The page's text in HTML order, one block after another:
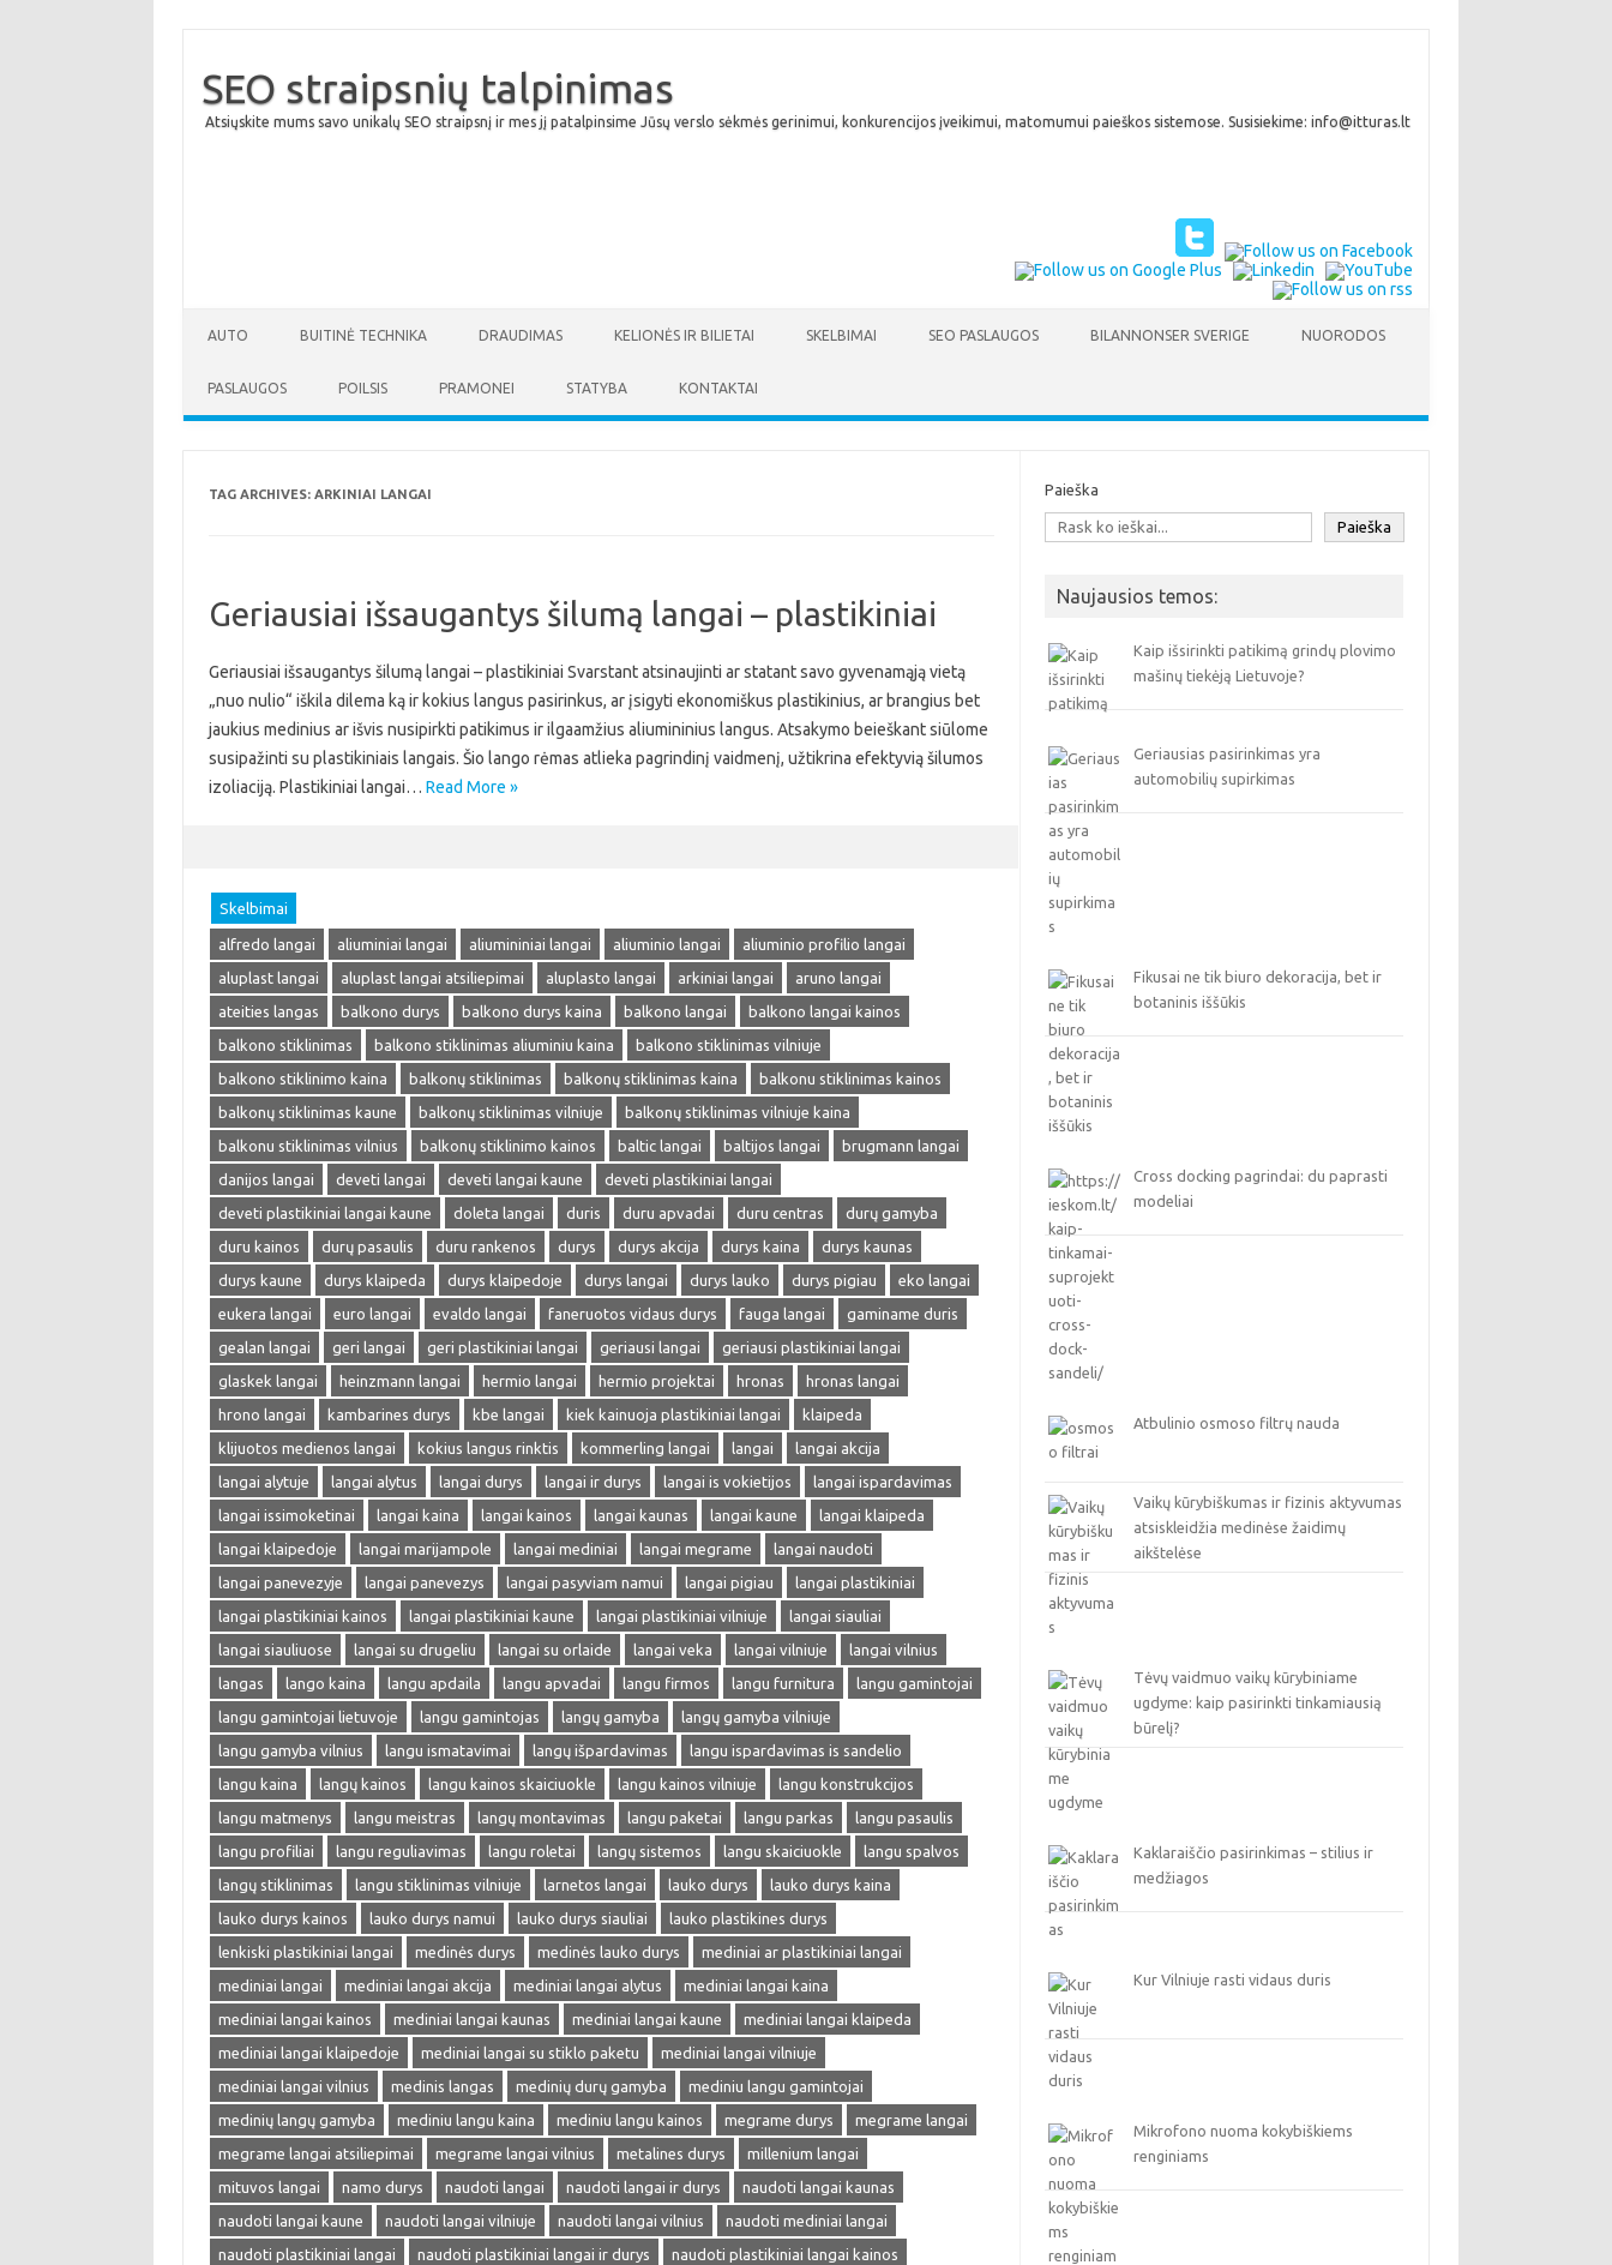
SEO straipsnių talpinimas
Atsiųskite mums savo unikalų SEO straipsnį ir mes jį patalpinsime Jūsų verslo sėkmės gerinimui, konkurencijos įveikimui, matomumui paieškos sistemose. Susisiekime: info@itturas.lt
AUTO BUITINĖ TECHNIKA DRAUDIMAS KELIONĖS IR BILIETAI SKELBIMAI SEO PASLAUGOS BILANNONSER SVERIGE NUORODOS
PASLAUGOS POILSIS PRAMONEI STATYBA KONTAKTAI
TAG ARCHIVES: ARKINIAI LANGAI
Geriausiai išsaugantys šilumą langai – plastikiniai
Geriausiai išsaugantys šilumą langai – plastikiniai Svarstant atsinaujinti ar statant savo gyvenamąją vietą
„nuo nulio“ iškila dilema ką ir kokius langus pasirinkus, ar įsigyti ekonomiškus plastikinius, ar brangius bet
jaukius medinius ar išvis nusipirkti patikimus ir ilgaamžius aliumininius langus. Atsakymo beieškant siūlome
susipažinti su plastikiniais langais. Šio lango rėmas atlieka pagrindinį vaidmenį, užtikrina efektyvią šilumos
izoliaciją. Plastikiniai langai… Read More »
Skelbimai
alfredo langai aliuminiai langai aliumininiai langai aliuminio langai
aliuminio profilio langai
aluplast langai
aluplast langai atsiliepimai aluplasto langai arkiniai langai
aruno langai
ateities langas
balkono durys balkono durys kaina balkono langai
balkono langai kainos
balkono stiklinimas
balkono stiklinimas aliuminiu kaina
balkono stiklinimas vilniuje
balkono stiklinimo kaina
balkonų stiklinimas balkonų stiklinimas kaina
balkonu stiklinimas kainos
balkonų stiklinimas kaune
balkonų stiklinimas vilniuje
balkonų stiklinimas vilniuje kaina
balkonu stiklinimas vilnius
balkonų stiklinimo kainos baltic langai baltijos langai
brugmann langai
danijos langai
deveti langai deveti langai kaune
deveti plastikiniai langai
deveti plastikiniai langai kaune
doleta langai duris duru apvadai duru centras
durų gamyba
duru kainos
durų pasaulis duru rankenos durys durys akcija durys kaina
durys kaunas
durys kaune
durys klaipeda durys klaipedoje durys langai durys lauko durys pigiau
eko langai
eukera langai
euro langai evaldo langai faneruotos vidaus durys fauga langai
gaminame duris
gealan langai
geri langai geri plastikiniai langai geriausi langai
geriausi plastikiniai langai
glaskek langai
heinzmann langai hermio langai hermio projektai hronas
hronas langai
hrono langai
kambarines durys kbe langai kiek kainuoja plastikiniai langai
klaipeda
klijuotos medienos langai
kokius langus rinktis kommerling langai langai
langai akcija
langai alytuje
langai alytus langai durys langai ir durys langai is vokietijos
langai ispardavimas
langai issimoketinai
langai kaina langai kainos langai kaunas langai kaune
langai klaipeda
langai klaipedoje
langai marijampole langai mediniai langai megrame
langai naudoti
langai panevezyje
langai panevezys langai pasyviam namui langai pigiau
langai plastikiniai
langai plastikiniai kainos
langai plastikiniai kaune langai plastikiniai vilniuje
langai siauliai
langai siauliuose
langai su drugeliu langai su orlaide langai veka langai vilniuje
langai vilnius
langas
lango kaina langu apdaila langu apvadai langu firmos langu furnitura
langu gamintojai
langu gamintojai lietuvoje
langu gamintojas langų gamyba
langų gamyba vilniuje
langu gamyba vilnius
langu ismatavimai langų išpardavimas
langu ispardavimas is sandelio
langu kaina
langų kainos langu kainos skaiciuokle langu kainos vilniuje
langu konstrukcijos
langu matmenys
langu meistras langų montavimas langu paketai langu parkas
langu pasaulis
langu profiliai
langu reguliavimas langu roletai langų sistemos langu skaiciuokle
langu spalvos
langų stiklinimas
langu stiklinimas vilniuje larnetos langai lauko durys
lauko durys kaina
lauko durys kainos
lauko durys namui lauko durys siauliai
lauko plastikines durys
lenkiski plastikiniai langai
medinės durys medinės lauko durys
mediniai ar plastikiniai langai
mediniai langai
mediniai langai akcija mediniai langai alytus
mediniai langai kaina
mediniai langai kainos
mediniai langai kaunas mediniai langai kaune
mediniai langai klaipeda
mediniai langai klaipedoje
mediniai langai su stiklo paketu
mediniai langai vilniuje
mediniai langai vilnius
medinis langas medinių durų gamyba
mediniu langu gamintojai
medinių langų gamyba
mediniu langu kaina mediniu langu kainos megrame durys
megrame langai
megrame langai atsiliepimai
megrame langai vilnius metalines durys
millenium langai
mituvos langai
namo durys naudoti langai naudoti langai ir durys
naudoti langai kaunas
naudoti langai kaune
naudoti langai vilniuje naudoti langai vilnius
naudoti mediniai langai
naudoti plastikiniai langai
naudoti plastikiniai langai ir durys
naudoti plastikiniai langai kainos
Paieška
Paieška
Naujausios temos:
Kaip išsirinkti patikimą grindų plovimo
mašinų tiekėją Lietuvoje?
Geriausias pasirinkimas yra
automobilių supirkimas
Fikusai ne tik biuro dekoracija, bet ir
botaninis iššūkis
Cross docking pagrindai: du paprasti
modeliai
Atbulinio osmoso filtrų nauda
Vaikų kūrybiškumas ir fizinis aktyvumas
atsiskleidžia medinėse žaidimų
aikštelėse
Tėvų vaidmuo vaikų kūrybiniame
ugdyme: kaip pasirinkti tinkamiausią
būrelį?
Kaklaraiščio pasirinkimas – stilius ir
medžiagos
Kur Vilniuje rasti vidaus duris
Mikrofono nuoma kokybiškiems
renginiams